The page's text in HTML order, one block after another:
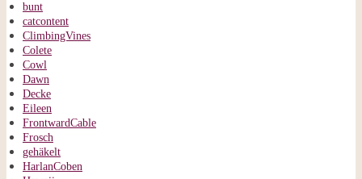
bunt
catcontent
ClimbingVines
Colete
Cowl
Dawn
Decke
Eileen
FrontwardCable
Frosch
gehäkelt
HarlanCoben